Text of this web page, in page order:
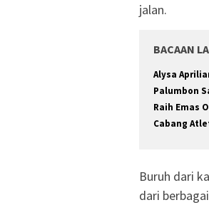
jalan.
BACAAN
Alysa
Palumbon
Raih Emas
Cabang
Buruh dari
dari